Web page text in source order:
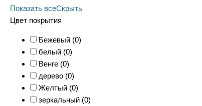
Показать всеСкрыть
Цвет покрытия
Бежевый (0)
белый (0)
Венге (0)
дерево (0)
Желтый (0)
зеркальный (0)